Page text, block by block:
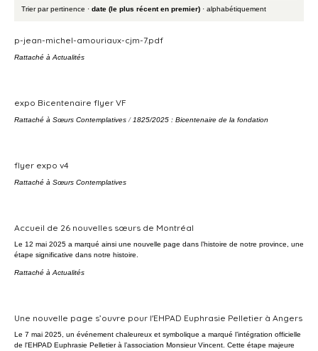
Trier par pertinence · date (le plus récent en premier) · alphabétiquement
p-jean-michel-amouriaux-cjm-7.pdf
Rattaché à Actualités
expo Bicentenaire flyer VF
Rattaché à Sœurs Contemplatives / 1825/2025 : Bicentenaire de la fondation
flyer expo v4
Rattaché à Sœurs Contemplatives
Accueil de 26 nouvelles sœurs de Montréal
Le 12 mai 2025 a marqué ainsi une nouvelle page dans l’histoire de notre province, une
étape significative dans notre histoire.
Rattaché à Actualités
Une nouvelle page s’ouvre pour l'EHPAD Euphrasie Pelletier à Angers
Le 7 mai 2025, un événement chaleureux et symbolique a marqué l’intégration officielle
de l'EHPAD Euphrasie Pelletier à l’association Monsieur Vincent. Cette étape majeure